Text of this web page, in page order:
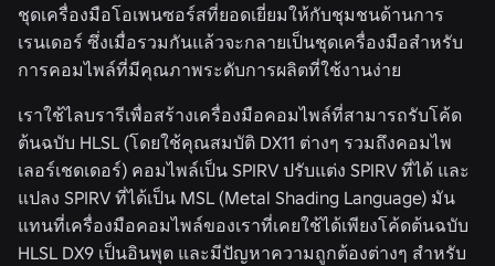
ชุดเครื่องมือโอเพนซอร์สที่ยอดเยี่ยมให้กับชุมชนด้านการ
เรนเดอร์ ซึ่งเมื่อรวมกันแล้วจะกลายเป็นชุดเครื่องมือสำหรับ
การคอมไพล์ที่มีคุณภาพระดับการผลิตที่ใช้งานง่าย
เราใช้ไลบรารีเพื่อสร้างเครื่องมือคอมไพล์ที่สามารถรับโค้ด
ต้นฉบับ HLSL (โดยใช้คุณสมบัติ DX11 ต่างๆ รวมถึงคอมไพ
เลอร์เชดเดอร์) คอมไพล์เป็น SPIRV ปรับแต่ง SPIRV ที่ได้ และ
แปลง SPIRV ที่ได้เป็น MSL (Metal Shading Language) มัน
แทนที่เครื่องมือคอมไพล์ของเราที่เคยใช้ได้เพียงโค้ดต้นฉบับ
HLSL DX9 เป็นอินพุต และมีปัญหาความถูกต้องต่างๆ สำหรับ